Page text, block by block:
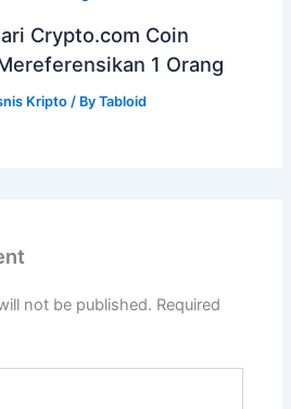
Crypto.com Coin
1 Orang
Kripto/ ByTabloid
not be published. Required